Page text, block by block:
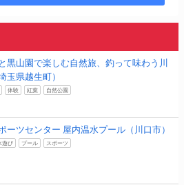
黒山園で楽しむ自然旅、釣って味わう川
玉県越生町）
体験 紅葉 自然公園
ーツセンター 屋内温水プール（川口市）
遊び プール スポーツ